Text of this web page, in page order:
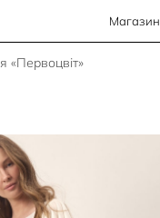
Магазин
«Первоцвіт»